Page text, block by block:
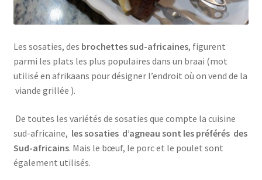
Les sosaties, des brochettes sud-africaines, figurent
parmi les plats les plus populaires dans un braai (mot
utilisé en afrikaans pour désigner l’endroit où on vend de la
viande grillée ).
De toutes les variétés de sosaties que compte la cuisine
sud-africaine, les sosaties d’agneau sont les préférés des
Sud-africains. Mais le bœuf, le porc et le poulet sont
également utilisés.